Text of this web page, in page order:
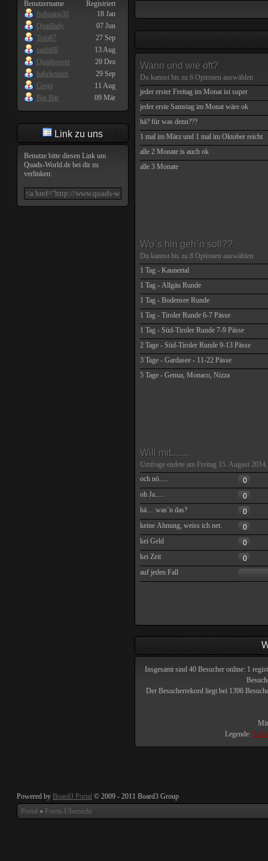
Benutzername
Registriert
fiohuang30
18 Jan
Quadlady
07 Jun
Tom87
27 Sep
saabi08
13 Aug
Quadpower
20 Dez
habekeinen
29 Sep
Gregi
11 Aug
Big Bär
09 Mär
Link zu uns
Benutze bitte diesen Link um
Quads-World.de bei dir zu
verlinken:
Wann und wie oft?
Du kannst bis zu 6 Optionen auswählen
jeder erster Freitag im Monat ist super
jeder erste Samstag im Monat wäre ok
hä? für was denn???
1 mal im März und 1 mal im Oktober reicht
alle 2 Monate is auch ok
alle 3 Monate
Wo`s hin geh`n soll??
Du kannst bis zu 8 Optionen auswählen
1 Tag - Kaunertal
1 Tag - Allgäu Runde
1 Tag - Bodensee Runde
1 Tag - Tiroler Runde 6-7 Pässe
1 Tag - Süd-Tiroler Runde 7-9 Pässe
2 Tage - Süd-Tiroler Runde 9-13 Pässe
3 Tage - Gardasee - 11-22 Pässe
5 Tage - Genua, Monaco, Nizza
Will mit........
Umfrage endete am Freitag 15. August
och nö.....
0
oh Ja.....
0
hä.... was`n das?
0
keine Ahnung, weiss ich net.
0
kei Geld
0
kei Zeit
0
auf jeden Fall
Insgesamt sind 40 Besucher online: 1
Der Besucherrekord liegt bei 1396
Legende:
Powered by Board3 Portal © 2009 - 2011 Board3 Group
Portal » Foren-Übersicht